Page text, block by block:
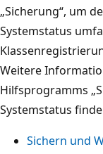
„Sicherung“, um
Systemstatus
Weitere
Hilfsprogramms
Systemstatus
Sichern und